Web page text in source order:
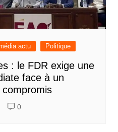
actu Politique
: le FDR exige une
face à un
0